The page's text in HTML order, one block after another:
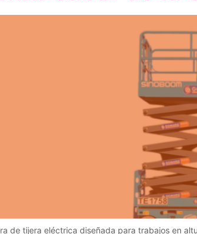
de tijera eléctrica diseñada para trabajos en